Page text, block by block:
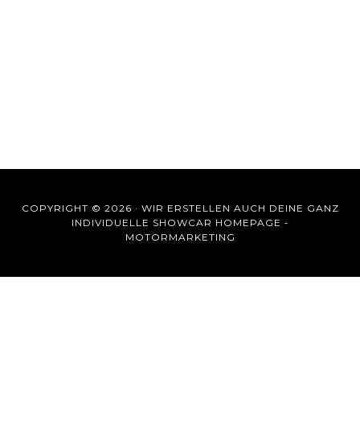
COPYRIGHT © 2026 · WIR ERSTELLEN AUCH DEINE GANZ
INDIVIDUELLE SHOWCAR HOMEPAGE -
MOTORMARKETING